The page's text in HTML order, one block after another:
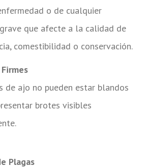
o de cualquier
que afecte a la calidad de
comestibilidad o conservación.
de ajo no pueden estar blandos
brotes visibles
Plagas